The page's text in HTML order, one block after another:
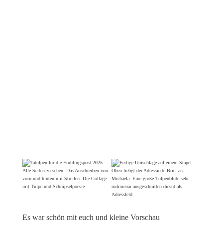
Es war schön mit euch und kleine Vorschau